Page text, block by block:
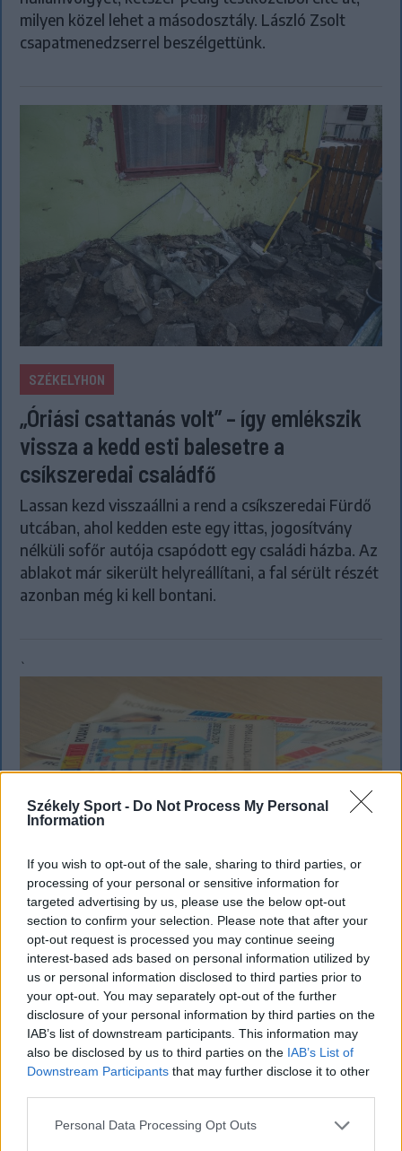
Székely Sport - Do Not Process My Personal
Information
If you wish to opt-out of the sale, sharing to third parties, or
processing of your personal or sensitive information for
targeted advertising by us, please use the below opt-out
section to confirm your selection. Please note that after your
opt-out request is processed you may continue seeing
interest-based ads based on personal information utilized by
us or personal information disclosed to third parties prior to
your opt-out. You may separately opt-out of the further
disclosure of your personal information by third parties on the
IAB’s list of downstream participants. This information may
also be disclosed by us to third parties on the IAB’s List of
Downstream Participants that may further disclose it to other
Personal Data Processing Opt Outs
milyen közel lehet a másodosztály. László Zsolt
csapatmenedzserrel beszélgettünk.
SZÉKELYHON
„Óriási csattanás volt” – így emlékszik
vissza a kedd esti balesetre a
csíkszeredai családfő
Lassan kezd visszaállni a rend a csíkszeredai Fürdő
utcában, ahol kedden este egy ittas, jogosítvány
nélküli sofőr autója csapódott egy családi házba. Az
ablakot már sikerült helyreállítani, a fal sérült részét
azonban még ki kell bontani.
`
KRÓNIKA
Meddig használható még a régi
személyi?
Sok román állampolgár még mindig az 1997-es
mintára kiállított személyi igazolványt használja,
azonban ezt fokozatosan kivonják a forgalomból,